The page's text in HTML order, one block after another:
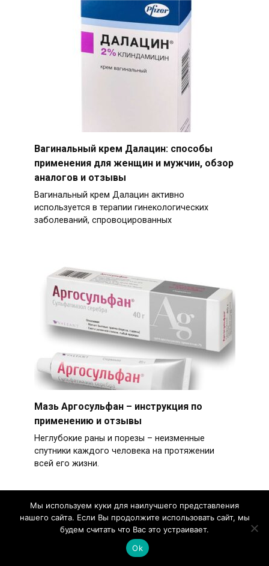
Вагинальный крем Далацин: способы
применения для женщин и мужчин, обзор
аналогов и отзывы
Вагинальный крем Далацин активно
используется в терапии гинекологических
заболеваний, спровоцированных
Мазь Аргосульфан – инструкция по
применению и отзывы
Неглубокие раны и порезы – неизменные
спутники каждого человека на протяжении
всей его жизни.
Гепариновая мазь: лучшее средство от
синяков, ушибов и гематом
Мы используем куки для наилучшего представления
нашего сайта. Если Вы продолжите использовать сайт, мы
будем считать что Вас это устраивает.
Ok